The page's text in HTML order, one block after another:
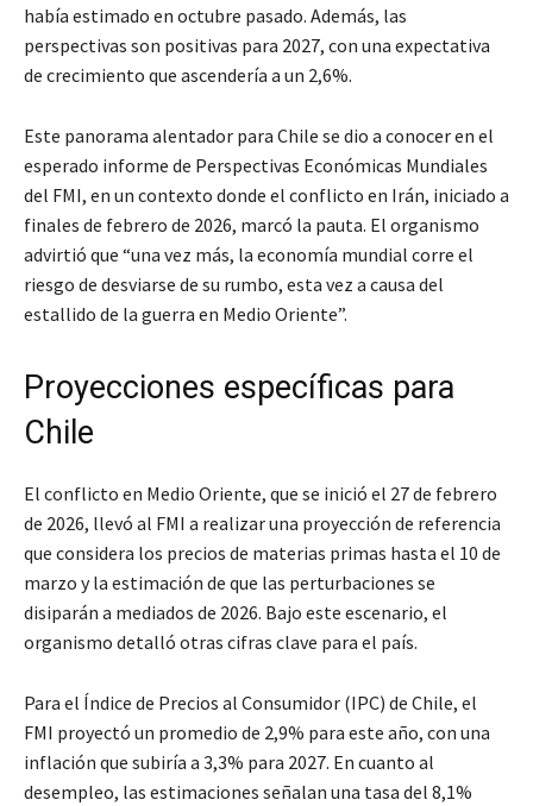
había estimado en octubre pasado. Además, las
perspectivas son positivas para 2027, con una expectativa
de crecimiento que ascendería a un 2,6%.
Este panorama alentador para Chile se dio a conocer en el
esperado informe de Perspectivas Económicas Mundiales
del FMI, en un contexto donde el conflicto en Irán, iniciado a
finales de febrero de 2026, marcó la pauta. El organismo
advirtió que “una vez más, la economía mundial corre el
riesgo de desviarse de su rumbo, esta vez a causa del
estallido de la guerra en Medio Oriente”.
Proyecciones específicas para
Chile
El conflicto en Medio Oriente, que se inició el 27 de febrero
de 2026, llevó al FMI a realizar una proyección de referencia
que considera los precios de materias primas hasta el 10 de
marzo y la estimación de que las perturbaciones se
disiparán a mediados de 2026. Bajo este escenario, el
organismo detalló otras cifras clave para el país.
Para el Índice de Precios al Consumidor (IPC) de Chile, el
FMI proyectó un promedio de 2,9% para este año, con una
inflación que subiría a 3,3% para 2027. En cuanto al
desempleo, las estimaciones señalan una tasa del 8,1%